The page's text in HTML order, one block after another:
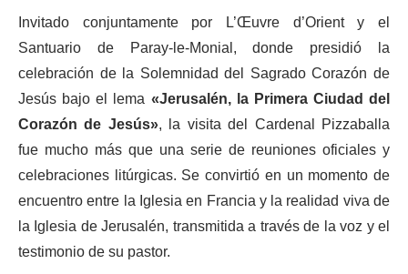
Invitado conjuntamente por L’Œuvre d’Orient y el
Santuario de Paray-le-Monial, donde presidió la
celebración de la Solemnidad del Sagrado Corazón de
Jesús bajo el lema «Jerusalén, la Primera Ciudad del
Corazón de Jesús», la visita del Cardenal Pizzaballa
fue mucho más que una serie de reuniones oficiales y
celebraciones litúrgicas. Se convirtió en un momento de
encuentro entre la Iglesia en Francia y la realidad viva de
la Iglesia de Jerusalén, transmitida a través de la voz y el
testimonio de su pastor.